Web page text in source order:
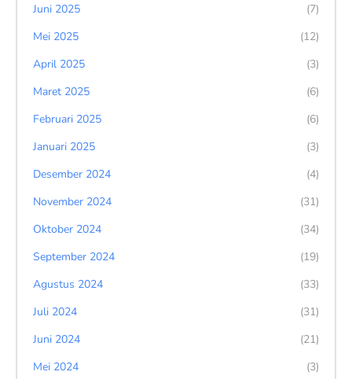
Juni 2025
(7)
Mei 2025
(12)
April 2025
(3)
Maret 2025
(6)
Februari 2025
(6)
Januari 2025
(3)
Desember 2024
(4)
November 2024
(31)
Oktober 2024
(34)
September 2024
(19)
Agustus 2024
(33)
Juli 2024
(31)
Juni 2024
(21)
Mei 2024
(3)